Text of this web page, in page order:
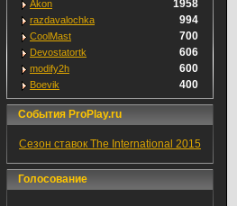
Akon 1958
razdavalochka 994
CoolMast 700
Devostatortk 606
modify2h 600
Boevik 400
События ProPlay.ru
Сезон ставок The International 2015
Голосование